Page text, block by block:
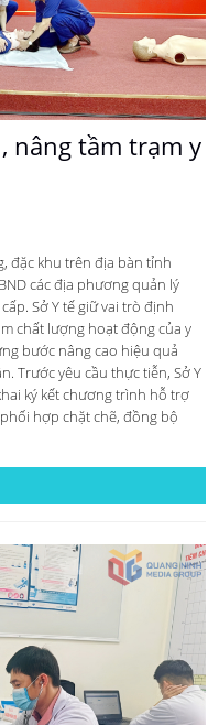
nâng tầm trạm y
đặc khu trên địa bàn tỉnh
các địa phương quản lý
Sở Y tế giữ vai trò định
chất lượng hoạt động của y
bước nâng cao hiệu quả
Trước yêu cầu thực tiễn, Sở Y
ký kết chương trình hỗ trợ
hợp chặt chẽ, đồng bộ